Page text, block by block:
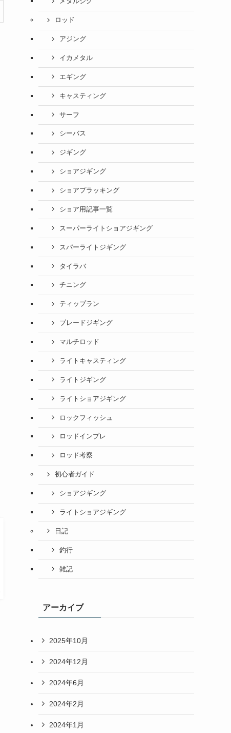
ロッド
アジング
イカメタル
エギング
キャスティング
サーフ
シーバス
ジギング
ショアジギング
ショアプラッキング
ショア用記事一覧
スーパーライトショアジギング
スパーライトジギング
タイラバ
チニング
ティップラン
ブレードジギング
マルチロッド
ライトキャスティング
ライトジギング
ライトショアジギング
ロックフィッシュ
ロッドインプレ
ロッド考察
初心者ガイド
ショアジギング
ライトショアジギング
日記
釣行
雑記
アーカイブ
2025年10月
2024年12月
2024年6月
2024年2月
2024年1月